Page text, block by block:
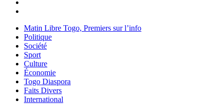
Matin Libre Togo, Premiers sur l’info
Politique
Société
Sport
Culture
Économie
Togo Diaspora
Faits Divers
International